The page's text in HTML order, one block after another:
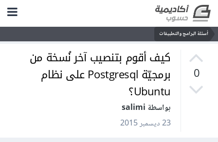
أسئلة البرامج والتطبيقات
0
كيف أقوم بتنصيب آخر نُسخة من
برمجيّة Postgresql على نظام
Ubuntu؟
بواسطة salimi
23 ديسمبر 2015